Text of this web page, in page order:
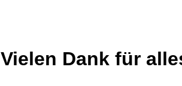
Vielen Dank für